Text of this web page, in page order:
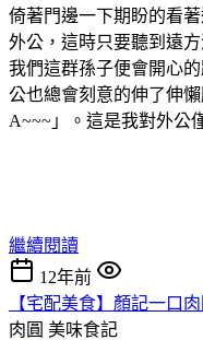
倚著門邊一下期盼的看
外公，這時只要聽到遠
我們這群孫子便會開心
公也總會刻意的伸了伸
A~~~」。這是我對外公
繼續閱讀
12年前
【宅配美食】顏記一口
肉圓 美味食記